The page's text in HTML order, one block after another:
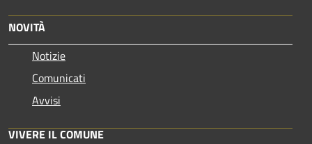
NOVITÀ
Notizie
Comunicati
Avvisi
VIVERE IL COMUNE